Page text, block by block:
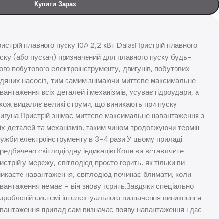
Купити Зараз
плавного пуску 10A 2,2 кВт DalasПристрій плавного
(або пускач) призначений для плавного пуску будь-
побутового електроінструменту, двигунів, побутових
насосів, тим самим знімаючи миттєве максимальне
всіх деталей і механізмів, усуває гідроудари, а
видаляє великі струми, що виникають при пуску
знімає миттєве максимальне навантаження з
деталей та механізмів, таким чином продовжуючи термін
електроінструменту в 3-4 рази.У цьому приладі
світлодіодну індикацію.Коли ви вставляєте
у мережу, світлодіод просто горить, як тільки ви
навантаження, світлодіод починає блимати, коли
немає – він знову горить.Завдяки спеціально
системі інтелектуального визначення виникнення
прилад сам визначає появу навантаження і дає